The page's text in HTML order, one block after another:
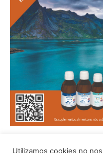
Utilizamos cookies no